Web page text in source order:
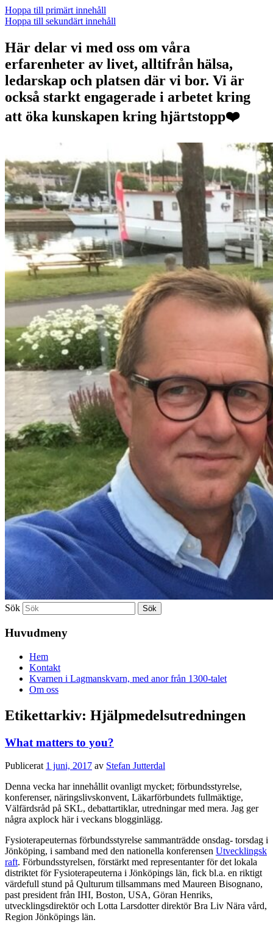
Hoppa till primärt innehåll
Hoppa till sekundärt innehåll
Här delar vi med oss om våra
erfarenheter av livet, alltifrån hälsa,
ledarskap och platsen där vi bor. Vi är
också starkt engagerade i arbetet kring
att öka kunskapen kring hjärtstopp❤️
Sök
Huvudmeny
Hem
Kontakt
Kvarnen i Lagmanskvarn, med anor från 1300-talet
Om oss
Etikettarkiv: Hjälpmedelsutredningen
What matters to you?
Publicerat 1 juni, 2017 av Stefan Jutterdal
Denna vecka har innehållit ovanligt mycket; förbundsstyrelse,
konferenser, näringslivskonvent, Läkarförbundets fullmäktige,
Välfärdsråd på SKL, debattartiklar, utredningar med mera. Jag ger
några axplock här i veckans blogginlägg.
Fysioterapeuternas förbundsstyrelse sammanträdde onsdag- torsdag i
Jönköping, i samband med den nationella konferensen Utvecklingsk
raft. Förbundsstyrelsen, förstärkt med representanter för det lokala
distriktet för Fysioterapeuterna i Jönköpings län, fick bl.a. en riktigt
värdefull stund på Qulturum tillsammans med Maureen Bisognano,
past president från IHI, Boston, USA, Göran Henriks,
utvecklingsdirektör och Lotta Larsdotter direktör Bra Liv Nära vård,
Region Jönköpings län.